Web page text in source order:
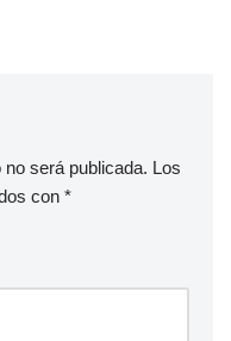
será publicada. Los
con *